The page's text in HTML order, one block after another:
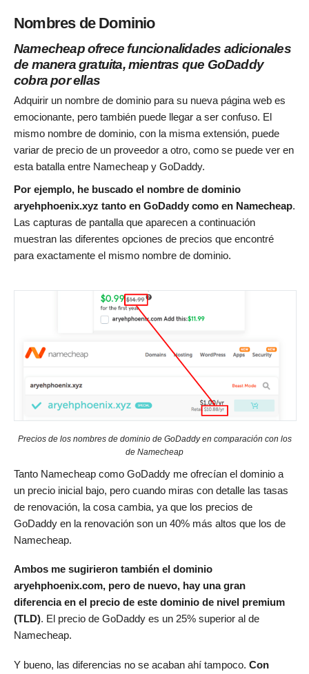
Nombres de Dominio
Namecheap ofrece funcionalidades adicionales
de manera gratuita, mientras que GoDaddy
cobra por ellas
Adquirir un nombre de dominio para su nueva página web es
emocionante, pero también puede llegar a ser confuso. El
mismo nombre de dominio, con la misma extensión, puede
variar de precio de un proveedor a otro, como se puede ver en
esta batalla entre Namecheap y GoDaddy.
Por ejemplo, he buscado el nombre de dominio
aryehphoenix.xyz tanto en GoDaddy como en Namecheap.
Las capturas de pantalla que aparecen a continuación
muestran las diferentes opciones de precios que encontré
para exactamente el mismo nombre de dominio.
Precios de los nombres de dominio de GoDaddy en comparación con los
de Namecheap
Tanto Namecheap como GoDaddy me ofrecían el dominio a
un precio inicial bajo, pero cuando miras con detalle las tasas
de renovación, la cosa cambia, ya que los precios de
GoDaddy en la renovación son un 40% más altos que los de
Namecheap.
Ambos me sugirieron también el dominio
aryehphoenix.com, pero de nuevo, hay una gran
diferencia en el precio de este dominio de nivel premium
(TLD). El precio de GoDaddy es un 25% superior al de
Namecheap.
Y bueno, las diferencias no se acaban ahí tampoco. Con